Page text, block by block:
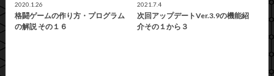
2020.1.26
格闘ゲームの作り方・プログラム
の解説 その１６
2021.7.4
次回アップデートVer.3.9の機能紹
介その１から３